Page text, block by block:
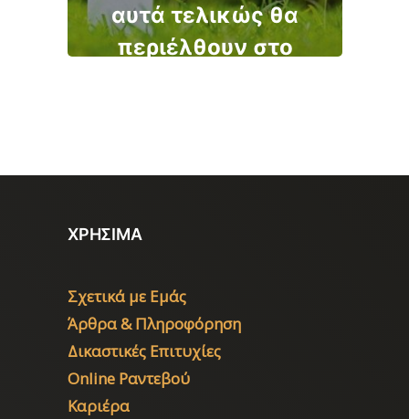
αυτά τελικώς θα
περιέλθουν στο
ΧΡΗΣΙΜΑ
Σχετικά με Εμάς
Άρθρα & Πληροφόρηση
Δικαστικές Επιτυχίες
Online Ραντεβού
Καριέρα